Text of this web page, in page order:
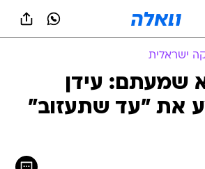
ישראלית
שמעתם: עידן
את "עד שתעזוב"